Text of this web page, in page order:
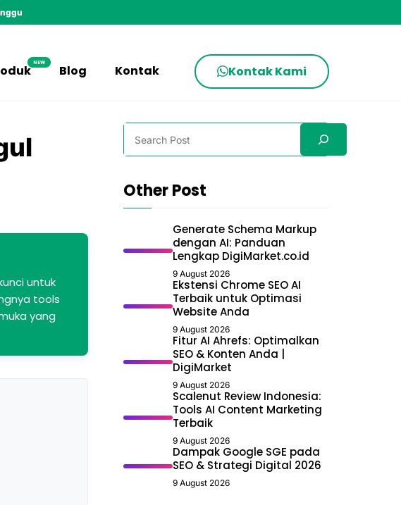
NEW
Blog Kontak Kontak Kami
untuk
tools
yang
Search
Other Post
Generate Schema Markup
dengan AI: Panduan
Lengkap DigiMarket.co.id
9 August 2026
Ekstensi Chrome SEO AI
Terbaik untuk Optimasi
Website Anda
9 August 2026
Fitur AI Ahrefs: Optimalkan
SEO & Konten Anda |
DigiMarket
9 August 2026
Scalenut Review Indonesia:
Tools AI Content Marketing
Terbaik
9 August 2026
Dampak Google SGE pada
SEO & Strategi Digital 2026
9 August 2026